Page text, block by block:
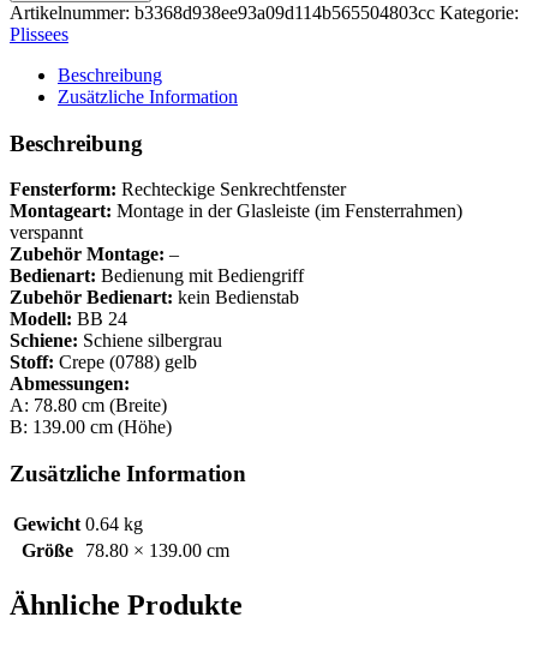
Artikelnummer: b3368d938ee93a09d114b565504803cc Kategorie:
Plissees
Beschreibung
Zusätzliche Information
Beschreibung
Fensterform: Rechteckige Senkrechtfenster
Montageart: Montage in der Glasleiste (im Fensterrahmen)
verspannt
Zubehör Montage: –
Bedienart: Bedienung mit Bediengriff
Zubehör Bedienart: kein Bedienstab
Modell: BB 24
Schiene: Schiene silbergrau
Stoff: Crepe (0788) gelb
Abmessungen:
A: 78.80 cm (Breite)
B: 139.00 cm (Höhe)
Zusätzliche Information
Gewicht 0.64 kg
Größe
78.80 × 139.00 cm
Ähnliche Produkte